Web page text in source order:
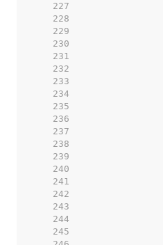
   227
   228
   229
   230
   231
   232
   233
   234
   235
   236
   237
   238
   239
   240
   241
   242
   243
   244
   245